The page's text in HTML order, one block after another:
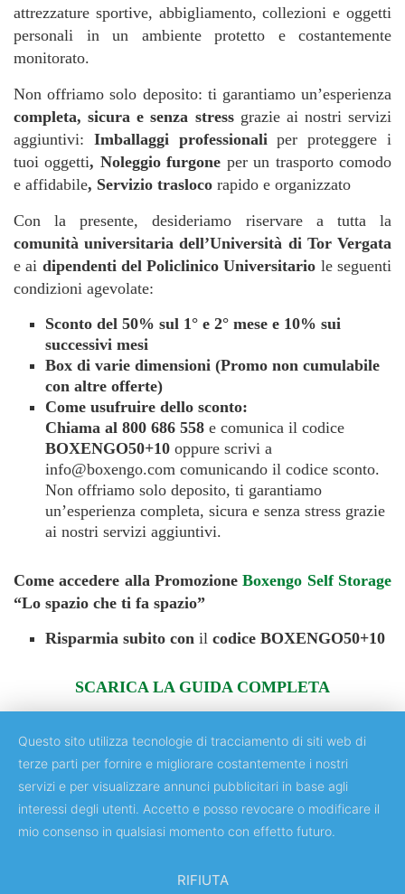
attrezzature sportive, abbigliamento, collezioni e oggetti
personali in un ambiente protetto e costantemente
monitorato.
Non offriamo solo deposito: ti garantiamo un’esperienza
completa, sicura e senza stress grazie ai nostri servizi
aggiuntivi: Imballaggi professionaliper proteggere i
tuoi oggetti, Noleggio furgone per un trasporto comodo
e affidabile, Servizio trasloco rapido e organizzato
Con la presente, desideriamo riservare a tutta la
comunità universitaria dell’Università di Tor Vergata
e ai dipendenti del Policlinico Universitario le seguenti
condizioni agevolate:
Sconto del 50% sul 1° e 2° mese e 10% sui
successivi mesi
Box di varie dimensioni (Promo non cumulabile
con altre offerte)
Come usufruire dello sconto:
Chiama al 800 686 558 e comunica il codice
BOXENGO50+10 oppure scrivi a
info@boxengo.com comunicando il codice sconto.
Non offriamo solo deposito, ti garantiamo
un’esperienza completa, sicura e senza stress grazie
ai nostri servizi aggiuntivi.
Come accedere alla PromozioneBoxengo Self Storage
“Lo spazio che ti fa spazio”
Risparmia subito con il codice BOXENGO50+10
SCARICA LA GUIDA COMPLETA
Copyright © 2018 Università degli Studi di Roma "Tor Vergata"
Questo sito utilizza tecnologie di tracciamento di siti web di
terze parti per fornire e migliorare costantemente i nostri
servizi e per visualizzare annunci pubblicitari in base agli
interessi degli utenti. Accetto e posso revocare o modificare il
mio consenso in qualsiasi momento con effetto futuro.
RIFIUTA